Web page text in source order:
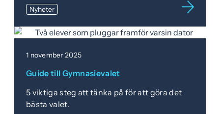
Nyheter
1 november 2025
Guide till Gymnasievalet
5 viktiga steg att tänka på för att göra det
bästa valet.